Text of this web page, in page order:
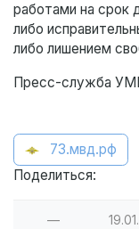
работами на срок
либо
либо лишением
Пресс-служба
73.мвд.рф
Поделиться:
—